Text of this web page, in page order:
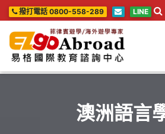
撥打電話 0800-558-289 LINE
澳洲語言